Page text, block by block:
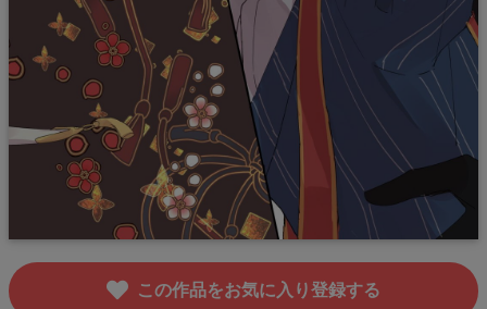
この作品をお気に入り登録する